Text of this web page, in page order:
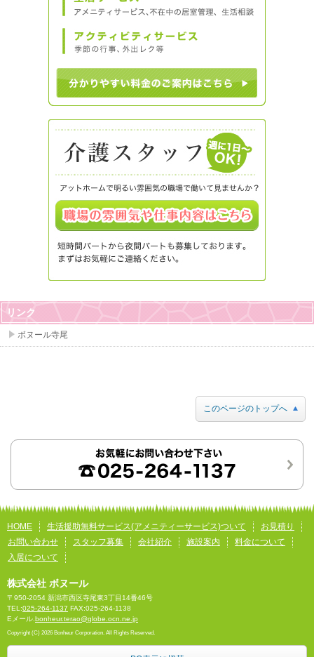
リンク
ボヌール寺尾
このページのトップへ
HOME 生活援助無料サービス(アメニティーサービス)ついて
お見積り
お問い合わせ
スタッフ募集 会社紹介 施設案内
料金について
入居について
株式会社 ボヌール
〒950-2054 新潟市西区寺尾東3丁目14番46号
TEL:025-264-1137 FAX:025-264-1138
Eメール. bonheur.terao@globe.ocn.ne.jp
Copyright (C) 2026 Bonheur Corporation. All Rights Reserved.